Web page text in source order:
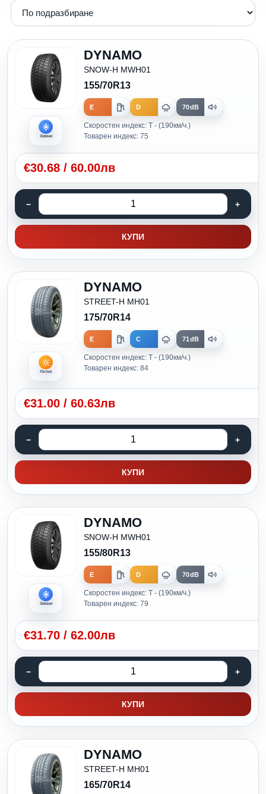
Зимни
DYNAMO
SNOW-H MWH01
155/70R13
E D 70dB
Скоростен индекс: T - (190км/ч.)
Товарен индекс: 75
€30.68 / 60.00лв
КУПИ
Летни
DYNAMO
STREET-H MH01
175/70R14
E C 71dB
Скоростен индекс: T - (190км/ч.)
Товарен индекс: 84
€31.00 / 60.63лв
КУПИ
Зимни
DYNAMO
SNOW-H MWH01
155/80R13
E D 70dB
Скоростен индекс: T - (190км/ч.)
Товарен индекс: 79
€31.70 / 62.00лв
КУПИ
DYNAMO
STREET-H MH01
165/70R14